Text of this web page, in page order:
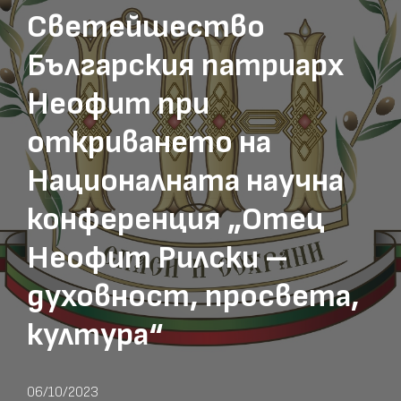
Светейшество
Българския патриарх
Неофит при
откриването на
Националната научна
конференция „Отец
Неофит Рилски –
духовност, просвета,
култура“
06/10/2023